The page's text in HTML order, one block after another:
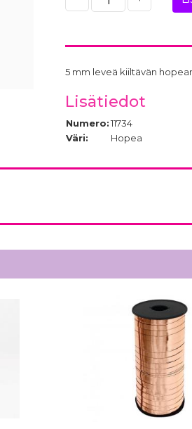
5 mm leveä kiiltävän
Lisätiedot
Numero:11734
Väri:
Hopea